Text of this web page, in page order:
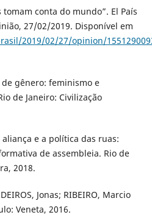
tomam conta do mundo”. El País
27/02/2019. Disponível em
2019/02/27/opinion/
de gênero: feminismo e
de Janeiro: Civilização
aliança e a política das ruas:
de assembleia. Rio de
2018.
Jonas; RIBEIRO, Marcio
Veneta, 2016.